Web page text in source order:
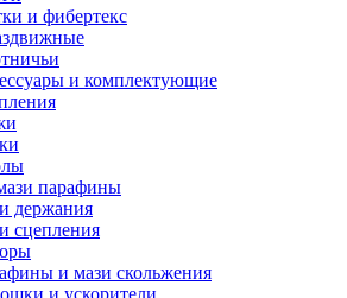
и фибертекс
и комплектующие
парафины
держания
сцепления
и мази скольжения
и ускорители